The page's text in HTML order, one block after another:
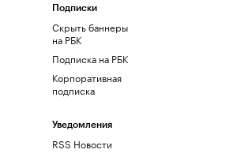
Подписки
Скрыть баннеры
на РБК
Подписка на РБК
Корпоративная
подписка
Уведомления
RSS Новости